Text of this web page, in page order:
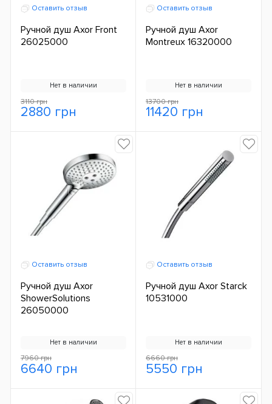
Оставить отзыв
Ручной душ Axor Front
26025000
Нет в наличии
3110 грн
2880 грн
Оставить отзыв
Ручной душ Axor
Montreux 16320000
Нет в наличии
13700 грн
11420 грн
Оставить отзыв
Ручной душ Axor
ShowerSolutions
26050000
Нет в наличии
7960 грн
6640 грн
Оставить отзыв
Ручной душ Axor Starck
10531000
Нет в наличии
6660 грн
5550 грн